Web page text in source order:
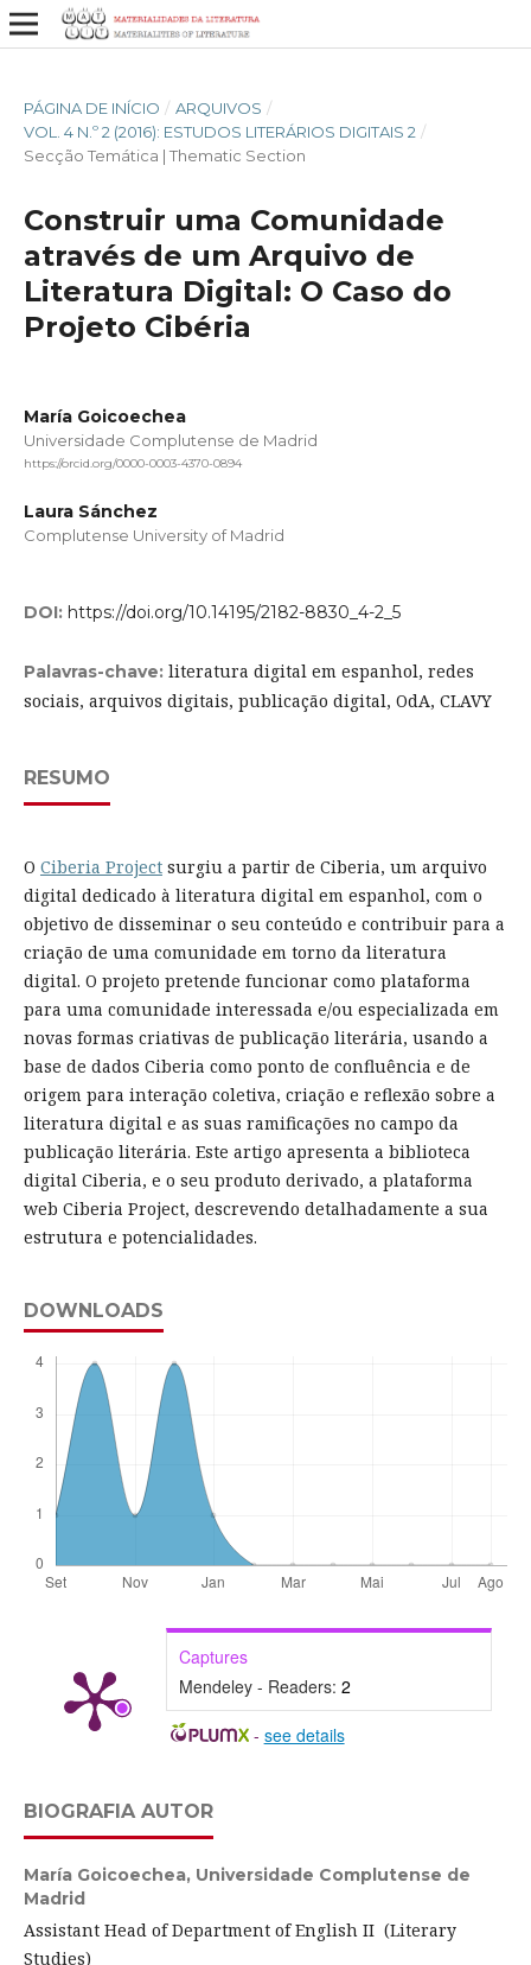
PÁGINA DE INÍCIO / ARQUIVOS /
VOL. 4 N.º 2 (2016): ESTUDOS LITERÁRIOS DIGITAIS 2 /
Secção Temática | Thematic Section
Construir uma Comunidade
através de um Arquivo de
Literatura Digital: O Caso do
Projeto Cibéria
María Goicoechea
Universidade Complutense de Madrid
https://orcid.org/0000-0003-4370-0894
Laura Sánchez
Complutense University of Madrid
DOI: https://doi.org/10.14195/2182-8830_4-2_5
Palavras-chave: literatura digital em espanhol, redes
sociais, arquivos digitais, publicação digital, OdA, CLAVY
RESUMO
O Ciberia Projectsurgiu a partir de Ciberia, um arquivo
digital dedicado à literatura digital em espanhol, com o
objetivo de disseminar o seu conteúdo e contribuir para a
criação de uma comunidade em torno da literatura
digital. O projeto pretende funcionar como plataforma
para uma comunidade interessada e/ou especializada em
novas formas criativas de publicação literária, usando a
base de dados Ciberia como ponto de confluência e de
origem para interação coletiva, criação e reflexão sobre a
literatura digital e as suas ramificações no campo da
publicação literária. Este artigo apresenta a biblioteca
digital Ciberia, e o seu produto derivado, a plataforma
web Ciberia Project, descrevendo detalhadamente a sua
estrutura e potencialidades.
DOWNLOADS
Captures
Mendeley - Readers: 2
- see details
BIOGRAFIA AUTOR
María Goicoechea, Universidade Complutense de
Madrid
Assistant Head of Department of English II (Literary
Studies)